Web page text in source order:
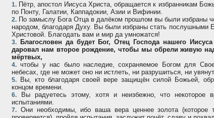
1. Пётр, апостол Иисуса Христа, обращается к избранникам
по Понту, Галатии, Каппадокии, Азии и Вифинии.
2. По замыслу Бога Отца в далёком прошлом вы были избраны
народом, благодаря Духу. Вы были избраны стать послушными
Христовой. Благодать вам и мир да умножатся!
3.
Благословен да будет Бог, Отец Господа нашего
даровал нам второе рождение, чтобы мы обрели живую
мёртвых,
4. чтобы у нас было наследие, сохраняемое Богом для
небесах, где не может оно ни истлеть, ни разрушиться, ни
5. Вы, кто благодаря своей вере защищён силой Божьей,
концом времени.
6. Вы радуетесь этому, хотя и неизбежно, что некоторое
испытаниями.
7. Они необходимы, ибо ваша вера ценнее золота (которое